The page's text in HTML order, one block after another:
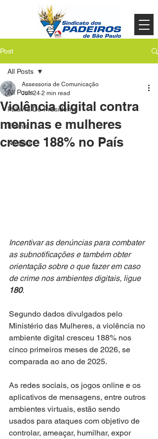
Post
All Posts
Palavra Do Presidente
Evento
Noticias
All Posts
Violência digital contra
meninas e mulheres
cresce 188% no País
Assessoria de Comunicação
Jun 24 2 min read
Incentivar as denúncias para combater
as subnotificações e também obter
orientação sobre o que fazer em caso
de crime nos ambientes digitais, ligue
180.
Segundo dados divulgados pelo
Ministério das Mulheres, a violência no
ambiente digital cresceu 188% nos
cinco primeiros meses de 2026, se
comparada ao ano de 2025.
As redes sociais, os jogos online e os
aplicativos de mensagens, entre outros
ambientes virtuais, estão sendo
usados para ataques com objetivo de
controlar, ameaçar, humilhar, expor